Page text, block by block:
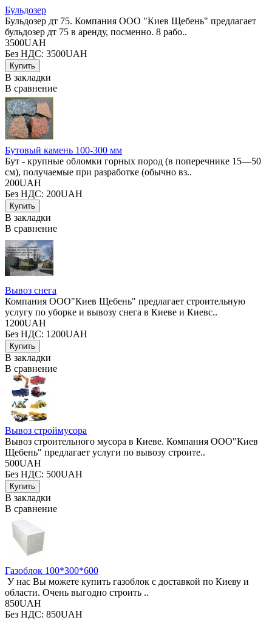
Бульдозер
Бульдозер дт 75. Компания ООО "Киев Щебень" предлагает
бульдозер дт 75 в аренду, посменно. 8 рабо..
3500UAH
Без НДС: 3500UAH
В закладки
В сравнение
Бутовый камень 100-300 мм
Бут - крупные обломки горных пород (в поперечнике 15—50
см), получаемые при разработке (обычно вз..
200UAH
Без НДС: 200UAH
В закладки
В сравнение
Вывоз снега
Компания ООО"Киев Щебень" предлагает строительную
услугу по уборке и вывозу снега в Киеве и Киевс..
1200UAH
Без НДС: 1200UAH
В закладки
В сравнение
Вывоз строймусора
Вывоз строительного мусора в Киеве. Компания ООО"Киев
Щебень" предлагает услуги по вывозу строите..
500UAH
Без НДС: 500UAH
В закладки
В сравнение
Газоблок 100*300*600
У нас Вы можете купить газоблок с доставкой по Киеву и
области. Очень выгодно строить ..
850UAH
Без НДС: 850UAH